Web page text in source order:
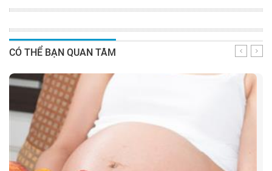
CÓ THỂ BẠN QUAN TÂM